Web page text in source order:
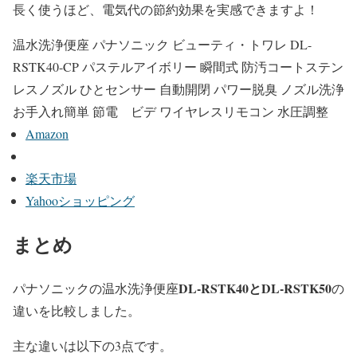
長く使うほど、電気代の節約効果を実感できますよ！
温水洗浄便座 パナソニック ビューティ・トワレ DL-
RSTK40-CP パステルアイボリー 瞬間式 防汚コートステン
レスノズル ひとセンサー 自動開閉 パワー脱臭 ノズル洗浄
お手入れ簡単 節電 ビデ ワイヤレスリモコン 水圧調整
Amazon
楽天市場
Yahooショッピング
まとめ
パナソニックの温水洗浄便座DL-RSTK40とDL-RSTK50の
違いを比較しました。
主な違いは以下の3点です。